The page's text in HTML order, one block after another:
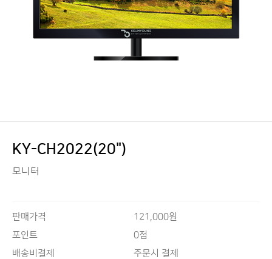
KY-CH2022(20")
모니터
판매가격
121,000원
포인트
0점
배송비결제
주문시 결제